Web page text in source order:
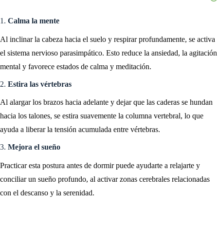
1. Calma la mente
Al inclinar la cabeza hacia el suelo y respirar profundamente, se activa
el sistema nervioso parasimpático. Esto reduce la ansiedad, la agitación
mental y favorece estados de calma y meditación.
2. Estira las vértebras
Al alargar los brazos hacia adelante y dejar que las caderas se hundan
hacia los talones, se estira suavemente la columna vertebral, lo que
ayuda a liberar la tensión acumulada entre vértebras.
3. Mejora el sueño
Practicar esta postura antes de dormir puede ayudarte a relajarte y
conciliar un sueño profundo, al activar zonas cerebrales relacionadas
con el descanso y la serenidad.